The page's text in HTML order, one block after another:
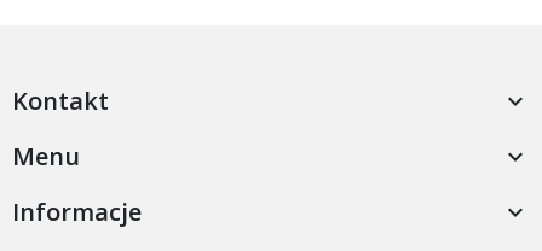
Kontakt 
Menu 
Informacje 